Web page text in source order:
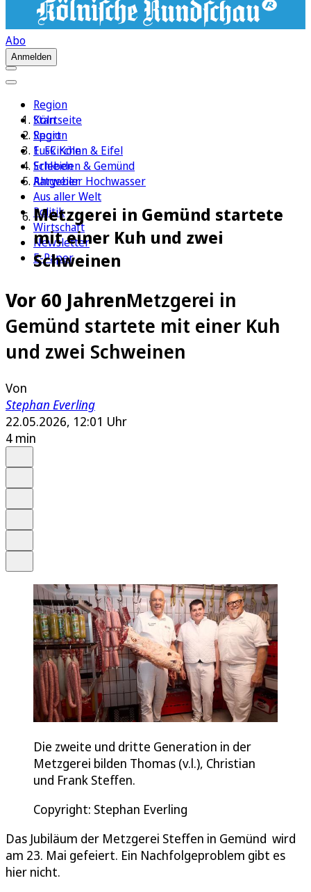
Abo
Anmelden
Region
Köln
Sport
1. FC Köln
Erleben
Ratgeber
Aus aller Welt
Politik
Wirtschaft
Newsletter
E-Paper
Startseite
Region
Euskirchen & Eifel
Schleiden & Gemünd
Ahrweiler Hochwasser
Metzgerei in Gemünd startete
mit einer Kuh und zwei
Schweinen
Vor 60 JahrenMetzgerei in
Gemünd startete mit einer Kuh
und zwei Schweinen
Von
Stephan Everling
22.05.2026, 12:01 Uhr
4 min
Die zweite und dritte Generation in der
Metzgerei bilden Thomas (v.l.), Christian
und Frank Steffen.
Copyright: Stephan Everling
Das Jubiläum der Metzgerei Steffen in Gemünd wird
am 23. Mai gefeiert. Ein Nachfolgeproblem gibt es
hier nicht.